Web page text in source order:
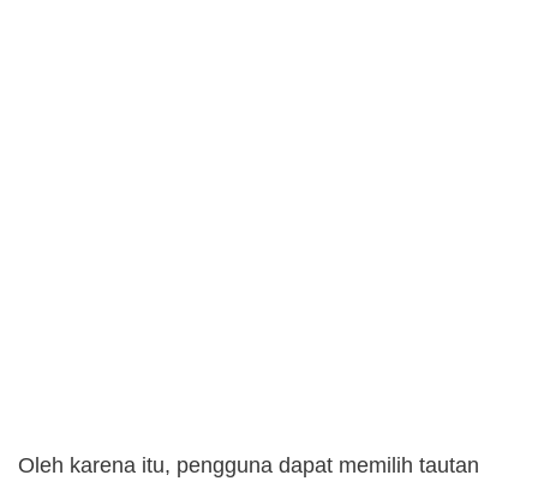
Oleh karena itu, pengguna dapat memilih tautan